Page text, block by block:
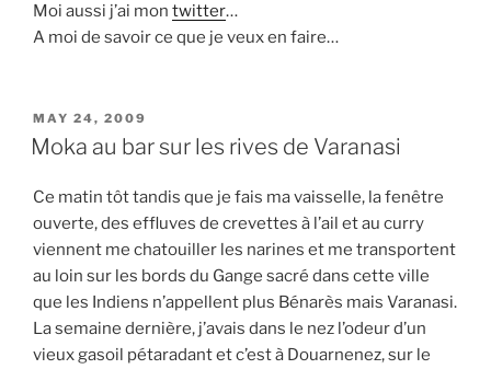
Moi aussi j’ai mon twitter…
A moi de savoir ce que je veux en faire…
POSTED
ON
MAY 24, 2009
Moka au bar sur les rives de Varanasi
Ce matin tôt tandis que je fais ma vaisselle, la fenêtre
ouverte, des effluves de crevettes à l’ail et au curry
viennent me chatouiller les narines et me transportent
au loin sur les bords du Gange sacré dans cette ville
que les Indiens n’appellent plus Bénarès mais Varanasi.
La semaine dernière, j’avais dans le nez l’odeur d’un
vieux gasoil pétaradant et c’est à Douarnenez, sur le